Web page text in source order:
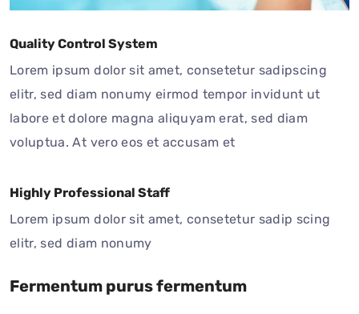
Quality Control System
Lorem ipsum dolor sit amet, consetetur sadipscing
elitr, sed diam nonumy eirmod tempor invidunt ut
labore et dolore magna aliquyam erat, sed diam
voluptua. At vero eos et accusam et
Highly Professional Staff
Lorem ipsum dolor sit amet, consetetur sadip scing
elitr, sed diam nonumy
Fermentum purus fermentum